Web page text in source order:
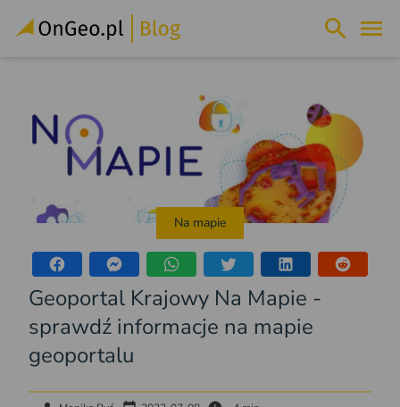
Na mapie
Geoportal Krajowy Na Mapie -
sprawdź informacje na mapie
geoportalu